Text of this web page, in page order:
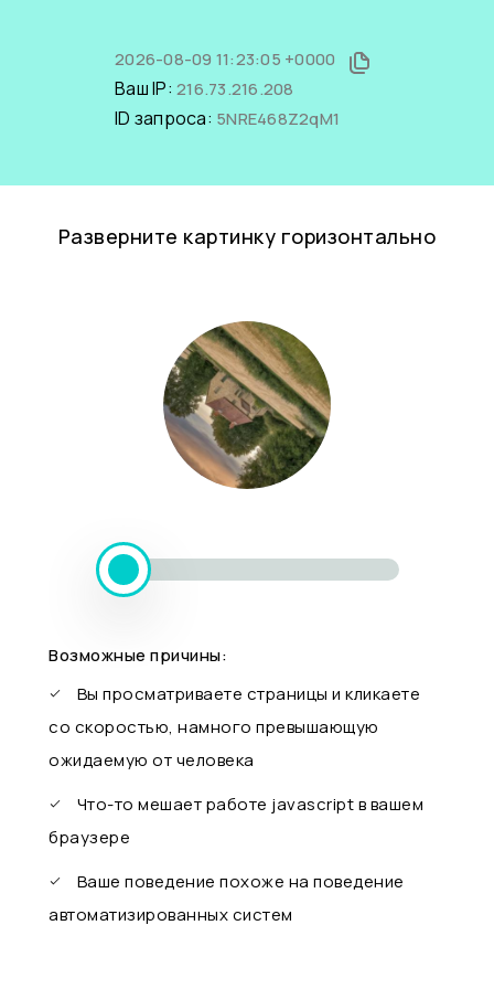
2026-08-09 11:23:05 +0000
Ваш IP: 216.73.216.208
ID запроса: 5NRE468Z2qM1
Разверните картинку горизонтально
Возможные причины:
Вы просматриваете страницы и кликаете
со скоростью, намного превышающую
ожидаемую от человека
Что-то мешает работе javascript в вашем
браузере
Ваше поведение похоже на поведение
автоматизированных систем